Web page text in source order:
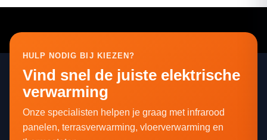
HULP NODIG BIJ KIEZEN?
Vind snel de juiste elektrische
verwarming
Onze specialisten helpen je graag met infrarood
panelen, terrasverwarming, vloerverwarming en